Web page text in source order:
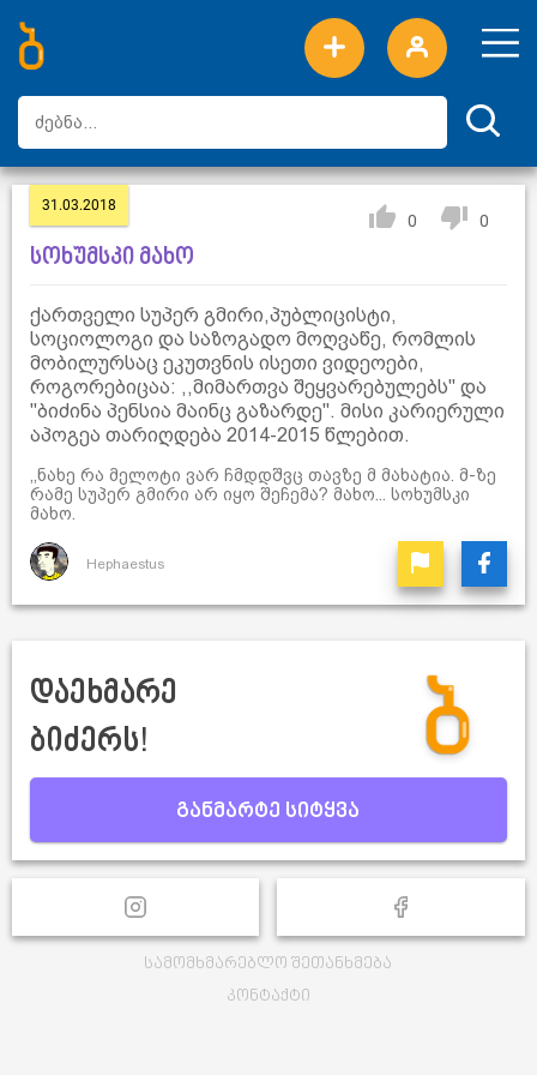
ახალი სიტყვები
ტოპ სიტყვები
დღის ტოპ სიტყვები
ტოპ მომხმარებლები
31.03.2018
0 0
სოხუმსკი მახო
ქართველი სუპერ გმირი,პუბლიცისტი,
სოციოლოგი და საზოგადო მოღვაწე, რომლის
მობილურსაც ეკუთვნის ისეთი ვიდეოები,
როგორებიცაა: ,,მიმართვა შეყვარებულებს'' და
''ბიძინა პენსია მაინც გაზარდე''. მისი კარიერული
აპოგეა თარიღდება 2014-2015 წლებით.
,,ნახე რა მელოტი ვარ ჩმდდშვც თავზე მ მახატია. მ-ზე
რამე სუპერ გმირი არ იყო შეჩემა? მახო... სოხუმსკი
მახო.
Hephaestus
დაეხმარე
ბიძერს!
განმარტე სიტყვა
სამომხმარებლო შეთანხმება
კონტაქტი